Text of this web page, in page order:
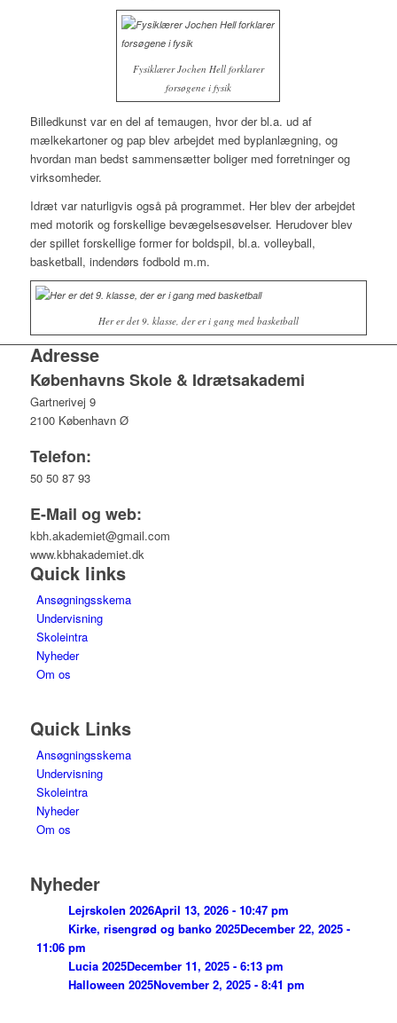
Fysiklærer Jochen Hell forklarer
forsøgene i fysik
Billedkunst var en del af temaugen, hvor der bl.a. ud af
mælkekartoner og pap blev arbejdet med byplanlægning, og
hvordan man bedst sammensætter boliger med forretninger og
virksomheder.
Idræt var naturligvis også på programmet. Her blev der arbejdet
med motorik og forskellige bevægelsesøvelser. Herudover blev
der spillet forskellige former for boldspil, bl.a. volleyball,
basketball, indendørs fodbold m.m.
Her er det 9. klasse, der er i gang med basketball
Adresse
Københavns Skole & Idrætsakademi
Gartnerivej 9
2100 København Ø
Telefon:
50 50 87 93
E-Mail og web:
kbh.akademiet@gmail.com
www.kbhakademiet.dk
Quick links
Ansøgningsskema
Undervisning
Skoleintra
Nyheder
Om os
Quick Links
Ansøgningsskema
Undervisning
Skoleintra
Nyheder
Om os
Nyheder
Lejrskolen 2026April 13, 2026 - 10:47 pm
Kirke, risengrød og banko 2025December 22, 2025 -
11:06 pm
Lucia 2025December 11, 2025 - 6:13 pm
Halloween 2025November 2, 2025 - 8:41 pm